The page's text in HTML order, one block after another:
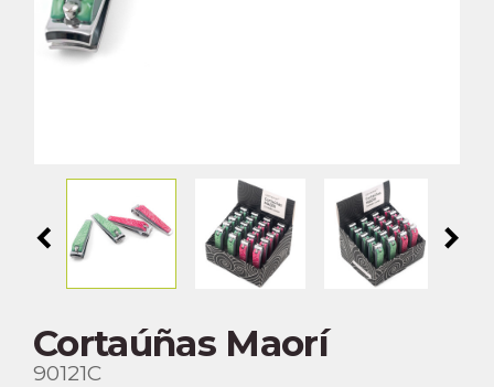
chevron_left chevron_right
Cortaúñas Maorí
90121C